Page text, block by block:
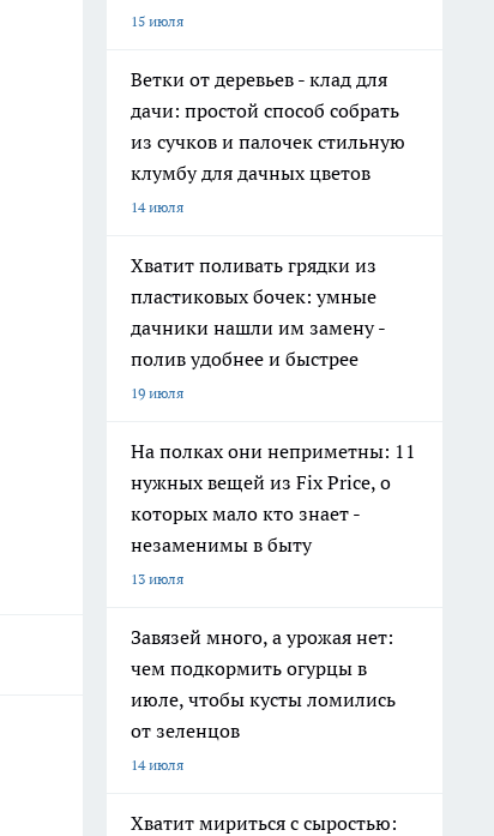
15 июля
Ветки от деревьев - клад для
дачи: простой способ собрать
из сучков и палочек стильную
клумбу для дачных цветов
14 июля
Хватит поливать грядки из
пластиковых бочек: умные
дачники нашли им замену -
полив удобнее и быстрее
19 июля
На полках они неприметны: 11
нужных вещей из Fix Price, о
которых мало кто знает -
незаменимы в быту
13 июля
Завязей много, а урожая нет:
чем подкормить огурцы в
июле, чтобы кусты ломились
от зеленцов
14 июля
Хватит мириться с сыростью: